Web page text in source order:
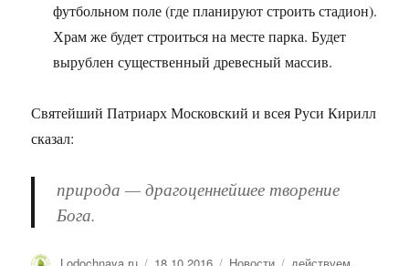
футбольном поле (где планируют строить стадион).
Храм же будет строиться на месте парка. Будет
вырублен существенный древесный массив.
Святейший Патриарх Московский и всея Руси Кирилл
сказал:
природа — драгоценнейшее творение
Бога.